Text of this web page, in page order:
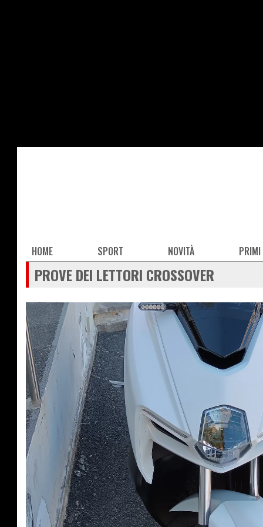
Main
navigation
HOME SPORT NOVITÀ PRIMI
PROVE DEI LETTORI CROSSOVER